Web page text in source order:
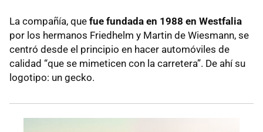
La compañía, que fue fundada en 1988 en Westfalia
por los hermanos Friedhelm y Martin de Wiesmann, se
centró desde el principio en hacer automóviles de
calidad “que se mimeticen con la carretera”. De ahí su
logotipo: un gecko.